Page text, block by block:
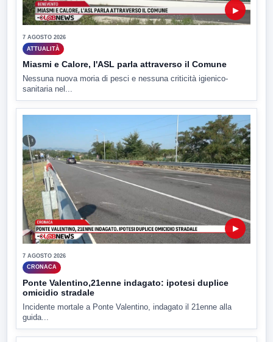
▶
7 AGOSTO 2026
ATTUALITÀ
Miasmi e Calore, l'ASL parla attraverso il Comune
Nessuna nuova moria di pesci e nessuna criticità igienico-
sanitaria nel...
▶
7 AGOSTO 2026
CRONACA
Ponte Valentino,21enne indagato: ipotesi duplice
omicidio stradale
Incidente mortale a Ponte Valentino, indagato il 21enne alla
guida...